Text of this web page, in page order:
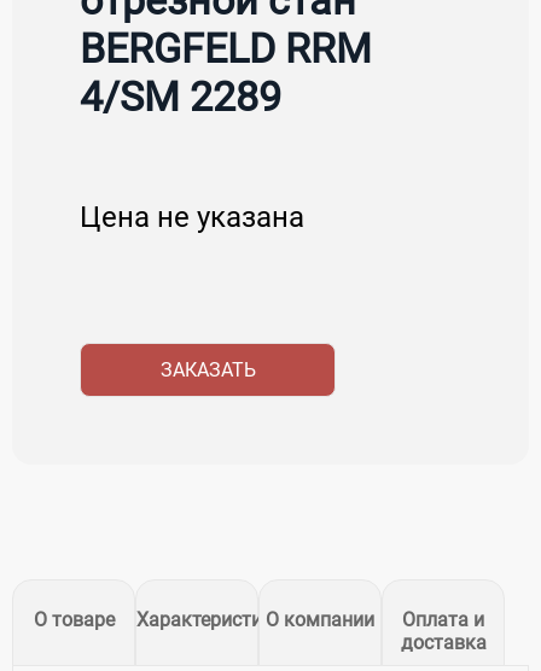
BERGFELD RRM
4/SM 2289
Цена не указана
ЗАКАЗАТЬ
О товаре ХарактеристикиО компании
Оплата и
доставка